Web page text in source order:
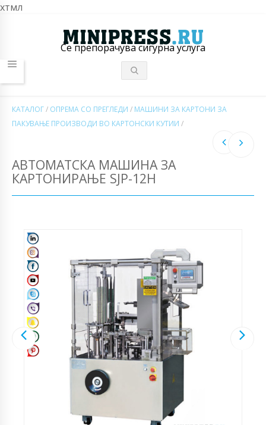
хтмл
Се препорачува сигурна услуга
КАТАЛОГ/ ОПРЕМА СО ПРЕГЛЕДИ / МАШИНИ ЗА КАРТОНИ ЗА
ПАКУВАЊЕ ПРОИЗВОДИ ВО КАРТОНСКИ КУТИИ /
АВТОМАТСКА МАШИНА ЗА
КАРТОНИРАЊЕ SJP-12H